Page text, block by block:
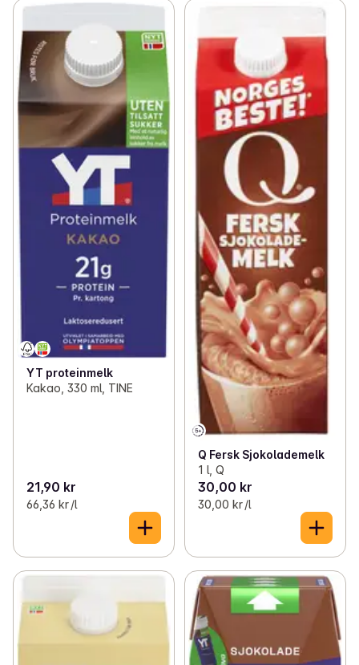
YT proteinmelk
Kakao, 330 ml, TINE
21,90 kr
66,36 kr /l
Q Fersk Sjokolademelk
1 l, Q
30,00 kr
30,00 kr /l